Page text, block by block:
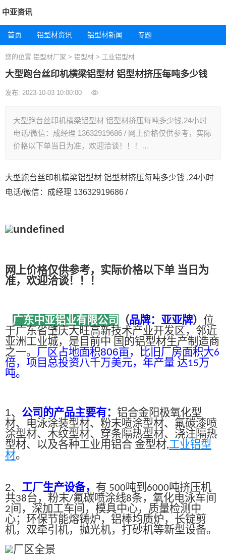
中亚资讯
首页 铝型材资讯 铝型材新闻 专题
您的位置 铝型材厂家 > 铝型材 > 工业铝型材
大型跑台丝印机横梁铝型材 铝型材挤压每吨多少钱
发布: 2023-10-03 10:00:00
大型跑台丝印机横梁铝型材 铝型材挤压每吨多少钱,24小时
电话/微信：成经理 13632919686 / 网上价格仅供参考，实际
价格以下单当日为准，欢迎洽谈！！！…
大型跑台丝印机横梁铝型材 铝型材挤压每吨多少钱 ,24小时
电话/微信：成经理 13632919686 /
网上价格仅供参考，实际价格以下单 当日为
准，欢迎洽谈！！！
广东中亚铝业有限公司 （品牌：亚亚牌） 位
于广东省肇庆大旺高新技术产业开发区，邻近
亚洲工业城，是目前中 国的铝型材生产制造商
之一。 厂区占地面积806亩，比旧厂房面积大6
倍，项目总投资八千万美元，年产量 达15万
吨。
1、 公司的产品主要有： 铝合金阳极氧化型
材、电泳涂装型材、粉末喷涂型材、氟碳漆喷
涂型材、木纹型材、穿条隔热型材、浇注隔热
型材、以及各种工业用铝合 金型材,工业铝型
材。
2、 工厂生产设备， 有 500吨到 6000吨挤压机
共38台，粉末/氟碳喷涂线8条，氧化电泳车间
2间，深加工车间，模具中心，质量检测中
心；环保节能熔铸炉，铝棒均质炉，长锭剪
机，双牵引机，抛光机，打砂机等新型设备。